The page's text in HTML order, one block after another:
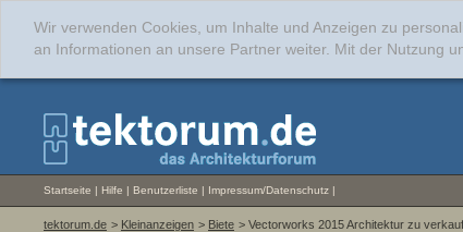
Wir verwenden Cookies, um Inhalte und Anzeigen zu
an Informationen an unsere Partner weiter. Mit der Nutzung
Startseite | Hilfe | Benutzerliste | Impressum/Datenschutz |
tektorum.de > Kleinanzeigen > Biete > Vectorworks 2015 Architektur zu